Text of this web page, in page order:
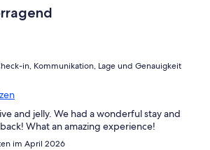
in, Kommunikation, Lage und Genauigkeit
and jelly. We had a wonderful stay and
What an amazing experience!
im April 2026